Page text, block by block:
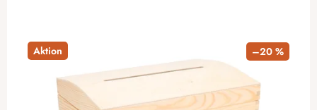
Aktion –20 %